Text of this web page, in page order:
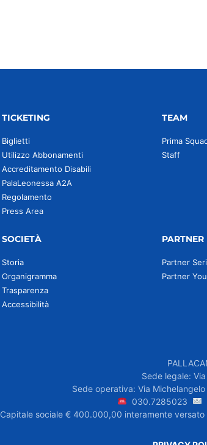
TICKETING
Biglietti
Utilizzo Abbonamenti
Accreditamento Disabili
PalaLeonessa A2A
Regolamento
Press Area
TEAM
Prima
Staff
SOCIETÀ
Storia
Organigramma
Trasparenza
Accessibilità
PARTNER
Partner
Partner
Sede legale:
Sede operativa: Via
030.7285023
Capitale sociale € 400.000,00 interamente